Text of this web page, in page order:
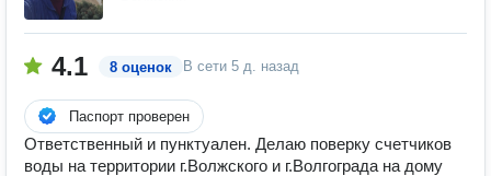
4.1 8 оценок В сети 5 д. назад
Паспорт проверен
Oтветственный и пунктуален. Делаю поверку счетчиков
воды на территории г.Волжского и г.Волгограда на дому